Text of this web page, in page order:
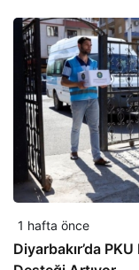
1 hafta önce
Diyarbakır’da